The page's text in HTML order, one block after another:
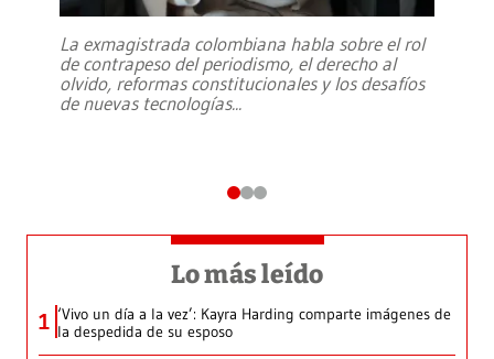
La exmagistrada colombiana habla sobre el rol
de contrapeso del periodismo, el derecho al
olvido, reformas constitucionales y los desafíos
de nuevas tecnologías...
Lo más leído
1 ‘Vivo un día a la vez’: Kayra Harding comparte imágenes de
la despedida de su esposo